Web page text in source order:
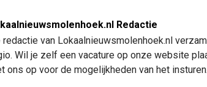
Redactie
redactie van Lokaalnieuwsmolenhoek.nl
Wil je zelf een vacature op onze website
ons op voor de mogelijkheden van het insturen.